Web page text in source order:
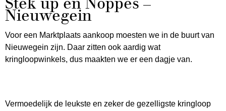
Nieuwegein
Voor een Marktplaats aankoop moesten we in de buurt van
Nieuwegein zijn. Daar zitten ook aardig wat
kringloopwinkels, dus maakten we er een dagje van.
Vermoedelijk de leukste en zeker de gezelligste kringloop